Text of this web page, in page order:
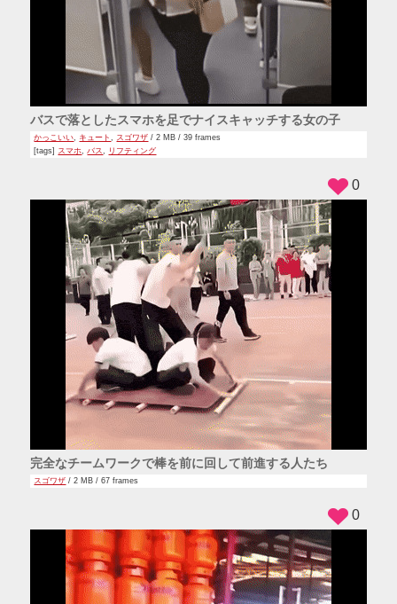
バスで落としたスマホを足でナイスキャッチする女の子
かっこいい, キュート, スゴワザ / 2 MB / 39 frames
[tags] スマホ,バス, リフティング
完全なチームワークで棒を前に回して前進する人たち
スゴワザ / 2 MB / 67 frames
0
0